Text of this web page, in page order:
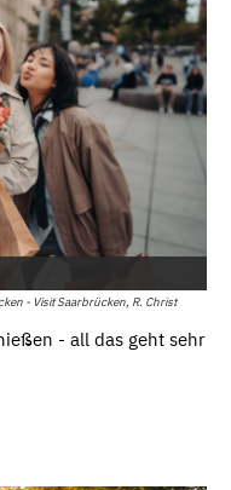
- Visit Saarbrücken, R. Christ
- all das geht sehr